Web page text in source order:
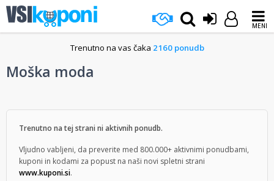
MENI
Trenutno na vas čaka 2160 ponudb
Moška moda
Trenutno na tej strani ni aktivnih ponudb.
Vljudno vabljeni, da preverite med 800.000+ aktivnimi ponudbami,
kuponi in kodami za popust na naši novi spletni strani
www.kuponi.si.